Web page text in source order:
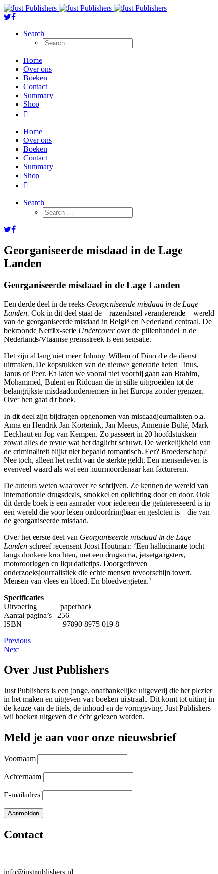
Search
Home
Over ons
Boeken
Contact
Summary
Shop
Home
Over ons
Boeken
Contact
Summary
Shop
Search
Georganiseerde misdaad in de Lage
Landen
Georganiseerde misdaad in de Lage Landen
Een derde deel in de reeks Georganiseerde misdaad in de Lage
Landen. Ook in dit deel staat de – razendsnel veranderende – wereld
van de georganiseerde misdaad in België en Nederland centraal. De
bekroonde Netflix-serie Undercoverover de pillenhandel in de
Nederlands/Vlaamse grensstreek is een sensatie.
Het zijn al lang niet meer Johnny, Willem of Dino die de dienst
uitmaken. De kopstukken van de nieuwe generatie heten Tinus,
Janus of Peer. En laten we vooral niet voorbij gaan aan Brahim,
Mohammed, Bulent en Ridouan die in stilte uitgroeiden tot de
belangrijkste misdaadondernemers in het Europa zonder grenzen.
Over hen gaat dit boek.
In dit deel zijn bijdragen opgenomen van misdaadjournalisten o.a.
Anna en Hendrik Jan Korterink, Jan Meeus, Annemie Bulté, Mark
Eeckhaut en Jop van Kempen. Zo passeert in 20 hoofdstukken
zowat alles de revue wat het daglicht schuwt. De werkelijkheid van
de criminaliteit blijkt niet bepaald romantisch. Eer? Broederschap?
Nee toch, alleen het recht van de sterkte geldt. Een mensenleven is
evenveel waard als wat een huurmoordenaar kan factureren.
De auteurs weten waarover ze schrijven. Ze kennen de wereld van
internationale drugsdeals, smokkel en oplichting door en door. Ook
dit derde boek is een aanrader voor iedereen die geïnteresseerd is in
een wereld die voor leken ondoordringbaar en gesloten is – die van
de georganiseerde misdaad.
Over het eerste deel van Georganiseerde misdaad in de Lage
Landen schreef recensent Joost Houtman: ‘Een hallucinante tocht
langs donkere krochten, met een drugsoma, jetsetgangsters,
motoroorlogen en liquidatietips. Doorgedreven
onderzoeksjournalistiek die echte mensen tevoorschijn tovert.
Mensen van vlees en bloed. En bloedvergieten.’
Specificaties
Uitvoering paperback
Aantal pagina’s 256
ISBN 97890 8975 019 8
Bericht
navigatie
Previous
Next
Over Just Publishers
Just Publishers is een jonge, onafhankelijke uitgeverij die het plezier
in het maken en uitgeven van boeken uitstraalt. Dit komt tot uiting in
de keuze van de titels, de inhoud en de vormgeving. Just Publishers
wil boeken uitgeven die écht gelezen worden.
Meld je aan voor onze nieuwsbrief
Voornaam
Achternaam
E-mailadres
Contact
info@justpublishers.nl